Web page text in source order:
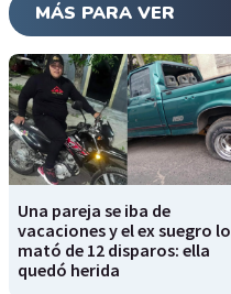
MÁS PARA VER
Una pareja se iba de
vacaciones y el ex suegro lo
mató de 12 disparos: ella
quedó herida